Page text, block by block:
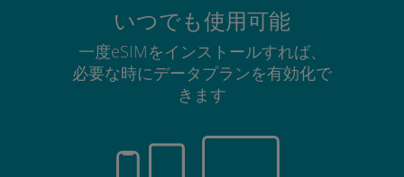
いつでも使用可能
一度eSIMをインストールすれば、
必要な時にデータプランを有効化で
きます